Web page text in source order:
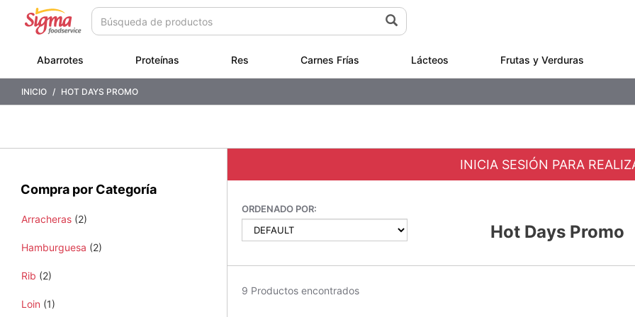
contenido
navegaciónAbarrotes Proteínas Res Carnes Frías Lácteos Frutas y Verduras
INICIO HOT DAYS PROMO
Compra por Categoría
Arracheras (2)
Hamburguesa (2)
Rib (2)
Loin (1)
INICIA SESIÓN PARA
ORDENADO POR:
Hot Days Promo
9 Productos encontrados